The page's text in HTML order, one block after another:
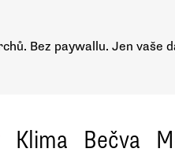
Bez paywallu. Jen vaše
Klima Bečva